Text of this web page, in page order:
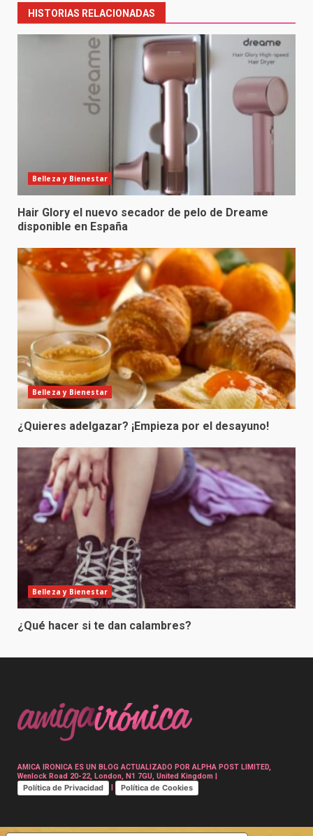
HISTORIAS RELACIONADAS
Belleza y Bienestar
Hair Glory el nuevo secador de pelo de Dreame
disponible en España
Belleza y Bienestar
¿Quieres adelgazar? ¡Empieza por el desayuno!
Belleza y Bienestar
¿Qué hacer si te dan calambres?
AMICA IRONICA ES UN BLOG ACTUALIZADO POR ALPHA POST LIMITED,
Wenlock Road 20-22, London, N1 7GU, United Kingdom |
Política de Privacidad Política de Cookies